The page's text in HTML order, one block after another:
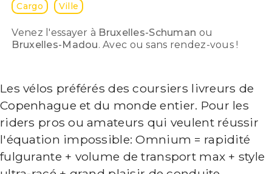
Cargo Ville
Venez l'essayer à Bruxelles-Schuman ou
Bruxelles-Madou. Avec ou sans rendez-vous !
Les vélos préférés des coursiers livreurs de
Copenhague et du monde entier. Pour les
riders pros ou amateurs qui veulent réussir
l'équation impossible: Omnium = rapidité
fulgurante + volume de transport max + style